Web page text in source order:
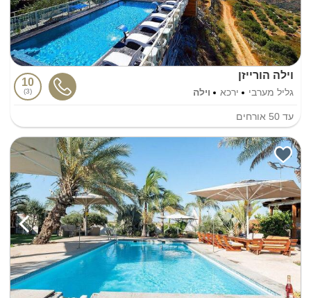
וילה הורייזן
גליל מערבי ירכא וילה
10
3
עד 50 אורחים